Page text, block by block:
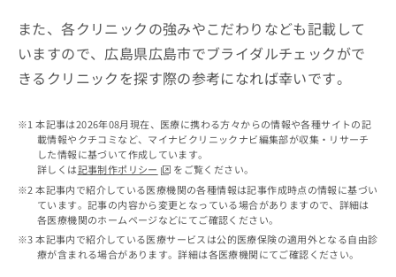
また、各クリニックの強みやこだわりなども記載して
いますので、広島県広島市でブライダルチェックがで
きるクリニックを探す際の参考になれば幸いです。
本記事は2026年08月現在、医療に携わる方々からの情報や各種サイトの記
載情報やクチコミなど、マイナビクリニックナビ編集部が収集・リサーチ
した情報に基づいて作成しています。
詳しくは記事制作ポリシー
をご覧ください。
本記事内で紹介している医療機関の各種情報は記事作成時点の情報に基づい
ています。記事の内容から変更となっている場合がありますので、詳細は
各医療機関のホームページなどにてご確認ください。
本記事内で紹介している医療サービスは公的医療保険の適用外となる自由診
療が含まれる場合があります。詳細は各医療機関にてご確認ください。
わ
せ
は
こ
こち
らは
マイ
ナビ
クリ
ニッ
クナ
ビサ
問
合
わ
こ
の
方
は
ち
出
お